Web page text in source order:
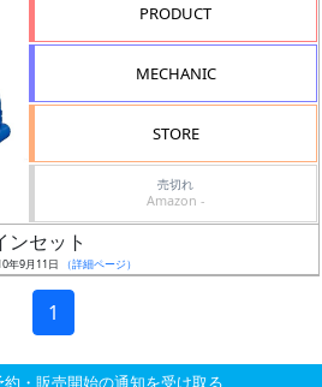
PRODUCT
MECHANIC
STORE
売切れ
Amazon -
ンセット
年9月11日 （詳細ページ）
1
・販売開始の通知を受け取る